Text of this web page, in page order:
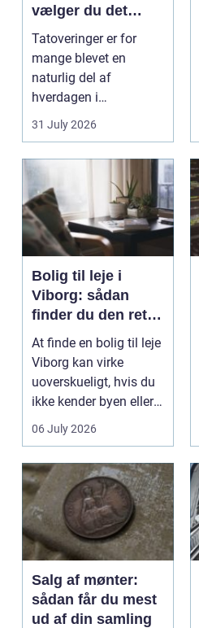
vælger du det
rigtige studie
Tatoveringer er for
mange blevet en
naturlig del af
hverdagen i
København. Byen er
fyldt med dygtige...
31 July 2026
Bolig til leje i
Viborg: sådan
finder du den rette
lejlighed
At finde en bolig til leje
Viborg kan virke
uoverskueligt, hvis du
ikke kender byen eller
det lokale...
06 July 2026
Salg af mønter:
sådan får du mest
ud af din samling